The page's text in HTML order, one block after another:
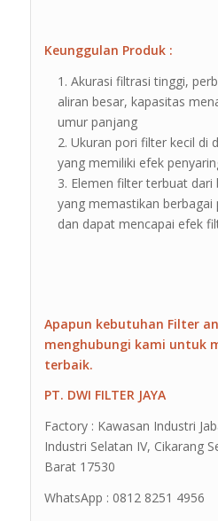
Keunggulan Produk :
Akurasi filtrasi tinggi,
aliran besar, kapasitas
umur panjang
Ukuran pori filter kecil di
yang memiliki efek
Elemen filter terbuat dari
yang memastikan
dan dapat mencapai efek
Apapun kebutuhan Filter
menghubungi kami untuk
terbaik.
PT. DWI FILTER JAYA
Factory : Kawasan Industri
Industri Selatan IV, Cikarang
Barat 17530
WhatsApp : 0812 8251 4956